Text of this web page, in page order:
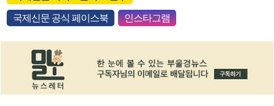
국제신문 공식 페이스북 인스타그램